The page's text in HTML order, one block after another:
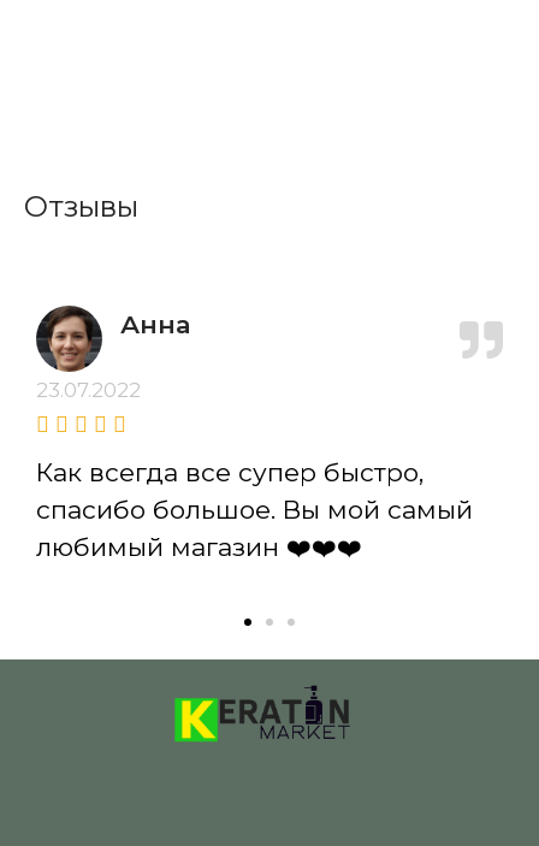
Отзывы
Анна
23.07.2022
Как всегда все супер быстро,
спасибо большое. Вы мой самый
любимый магазин ❤️❤️❤️